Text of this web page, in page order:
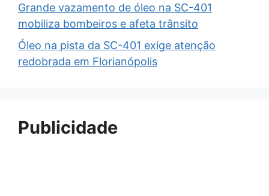
Grande vazamento de óleo na SC-401
mobiliza bombeiros e afeta trânsito
Óleo na pista da SC-401 exige atenção
redobrada em Florianópolis
Publicidade